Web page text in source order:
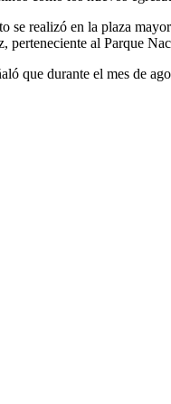
se realizó en la plaza
perteneciente al Parque
que durante el mes de